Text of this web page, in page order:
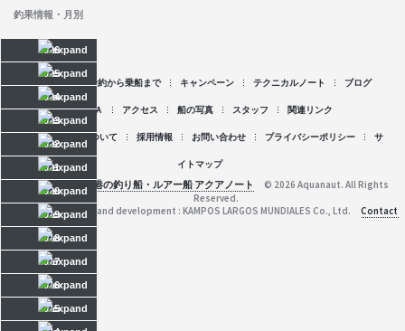
釣果情報・月別
2026
2025
2024
2023
2022
2021
2020
2019
2018
2017
2016
2015
予約から乗船まで キャンペーン テクニカルノート ブログ
Ｑ＆Ａ アクセス 船の写真 スタッフ 関連リンク
アクアノートについて 採用情報 お問い合わせ プライバシーポリシー サ
イトマップ
京都府舞鶴港の釣り船・ルアー船 アクアノート
© 2026 Aquanaut. All Rights
Reserved.
Web planning and development : KAMPOS LARGOS MUNDIALES Co., Ltd.Contact